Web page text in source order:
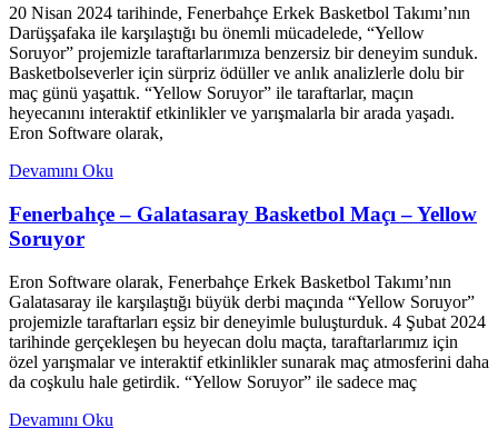
20 Nisan 2024 tarihinde, Fenerbahçe Erkek Basketbol Takımı’nın
Darüşşafaka ile karşılaştığı bu önemli mücadelede, “Yellow
Soruyor” projemizle taraftarlarımıza benzersiz bir deneyim sunduk.
Basketbolseverler için sürpriz ödüller ve anlık analizlerle dolu bir
maç günü yaşattık. “Yellow Soruyor” ile taraftarlar, maçın
heyecanını interaktif etkinlikler ve yarışmalarla bir arada yaşadı.
Eron Software olarak,
Devamını Oku
Fenerbahçe – Galatasaray Basketbol Maçı – Yellow
Soruyor
Eron Software olarak, Fenerbahçe Erkek Basketbol Takımı’nın
Galatasaray ile karşılaştığı büyük derbi maçında “Yellow Soruyor”
projemizle taraftarları eşsiz bir deneyimle buluşturduk. 4 Şubat 2024
tarihinde gerçekleşen bu heyecan dolu maçta, taraftarlarımız için
özel yarışmalar ve interaktif etkinlikler sunarak maç atmosferini daha
da coşkulu hale getirdik. “Yellow Soruyor” ile sadece maç
Devamını Oku